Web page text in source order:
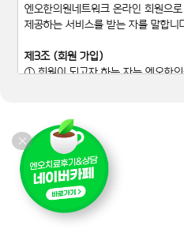
엔오한의원네트워크 온라인 회원으
제공하는 서비스를 받는 자를 말합니
제3조 (회원 가입)
① 회원이 되고자 하는 자는 엔오한
② 엔오한의원네트워크는 제1항과
자가 다음 각 호에 해당하지 않는 한
1. 가입신청자가 본 약관 제6조 제3
상실한 적이 있는 경우. 다만 제6조
3년이 경과한 자로서 엔오한의원네
경우에는 예외로 합니다.
2. 등록 내용에 허위, 기재누락, 오기